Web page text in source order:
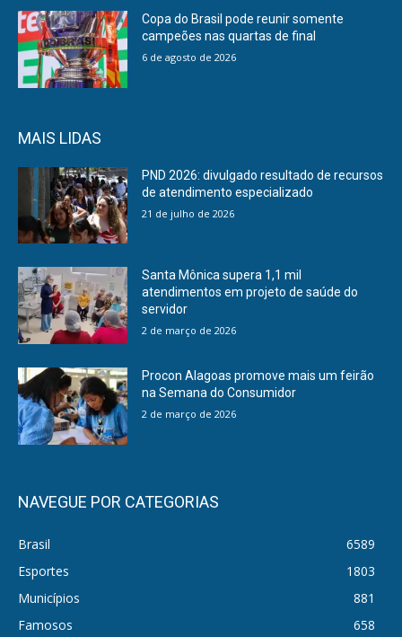
Copa do Brasil pode reunir somente
campeões nas quartas de final
6 de agosto de 2026
MAIS LIDAS
PND 2026: divulgado resultado de recursos
de atendimento especializado
21 de julho de 2026
Santa Mônica supera 1,1 mil
atendimentos em projeto de saúde do
servidor
2 de março de 2026
Procon Alagoas promove mais um feirão
na Semana do Consumidor
2 de março de 2026
NAVEGUE POR CATEGORIAS
Brasil
6589
Esportes
1803
Municípios
881
Famosos
658